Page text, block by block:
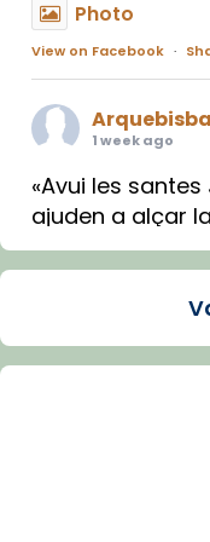
Photo
View on Facebook ·
1 week ago
«Avui les
ajuden a alçar
Mons. Sergi
Santes de
🔗tinyurl.com/